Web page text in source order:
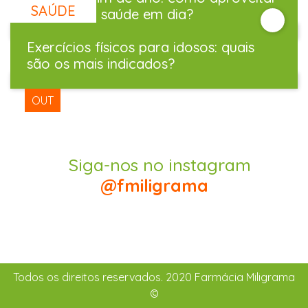
DEZ
e manter a saúde em dia?
OUT
SAÚDE
Exercícios físicos para idosos: quais
são os mais indicados?
Siga-nos no instagram
@fmiligrama
Todos os direitos reservados. 2020 Farmácia Miligrama
©